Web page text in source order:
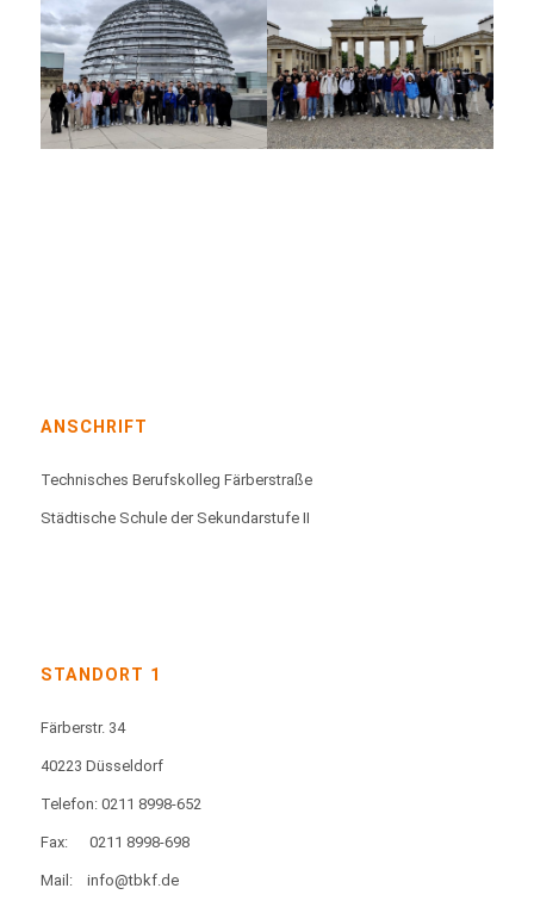
ANSCHRIFT
Technisches Berufskolleg Färberstraße
Städtische Schule der Sekundarstufe II
STANDORT 1
Färberstr. 34
40223 Düsseldorf
Telefon: 0211 8998-652
Fax: 0211 8998-698
Mail: info@tbkf.de